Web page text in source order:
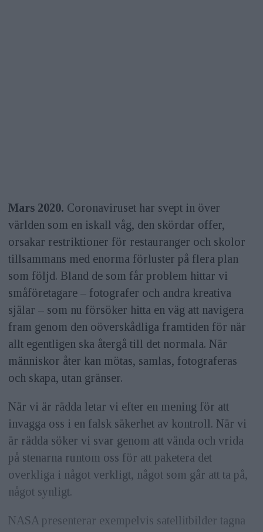
Mars 2020. Coronaviruset har svept in över
världen som en iskall våg, den skördar offer,
orsakar restriktioner för restauranger och skolor
tillsammans med enorma förluster på flera plan
som följd. Bland de som får problem hittar vi
småföretagare – fotografer och andra kreativa
själar – som nu försöker hitta en väg att navigera
fram genom den oöverskådliga framtiden för när
allt egentligen ska återgå till det normala. När
människor åter kan mötas, samlas, fotograferas
och skapa, utan gränser.
När vi är rädda letar vi efter en mening för att
invagga oss i en falsk säkerhet av kontroll. När vi
är rädda söker vi svar genom att vända och vrida
på stenarna runtom oss för att paketera det
overkliga i något verkligt, något som går att ta på,
något synligt.
NASA presenterar exempelvis satellitbilder tagna